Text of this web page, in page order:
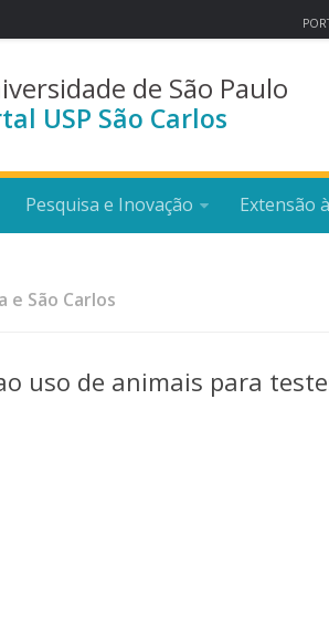
de São Paulo
USP São Carlos
Pesquisa e Inovação Extensão
São Carlos
uso de animais para